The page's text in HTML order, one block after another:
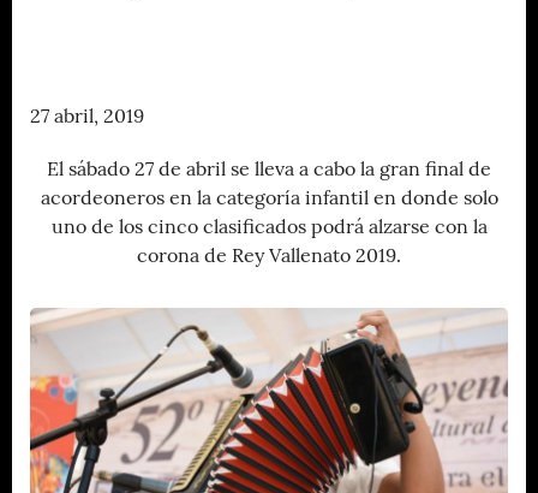
27 abril, 2019
El sábado 27 de abril se lleva a cabo la gran final de
acordeoneros en la categoría infantil en donde solo
uno de los cinco clasificados podrá alzarse con la
corona de Rey Vallenato 2019.